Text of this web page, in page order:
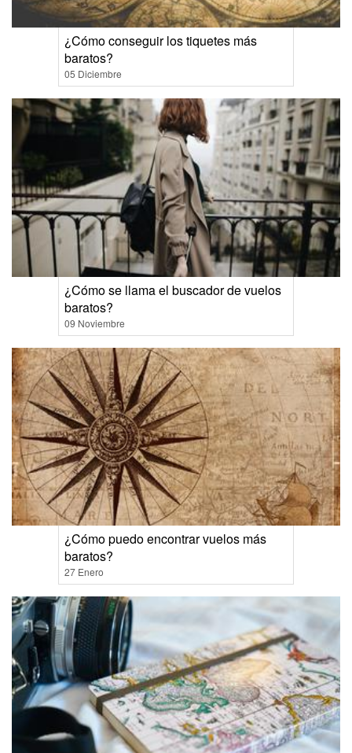
¿Cómo conseguir los tiquetes más
baratos?
05 Diciembre
¿Cómo se llama el buscador de vuelos
baratos?
09 Noviembre
¿Cómo puedo encontrar vuelos más
baratos?
27 Enero